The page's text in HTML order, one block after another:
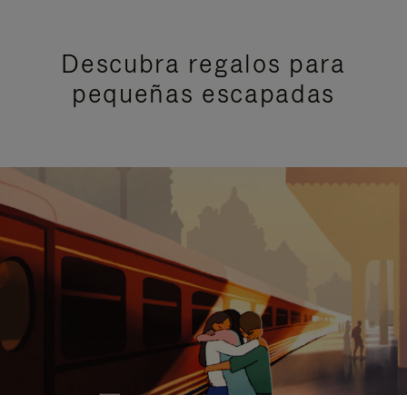
Descubra regalos para
pequeñas escapadas